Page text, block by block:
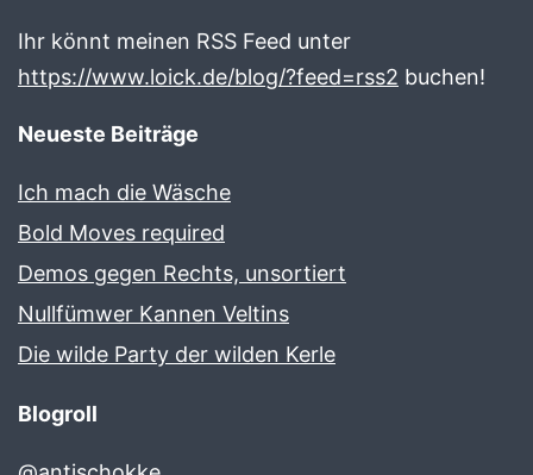
Ihr könnt meinen RSS Feed unter
https://www.loick.de/blog/?feed=rss2 buchen!
Neueste Beiträge
Ich mach die Wäsche
Bold Moves required
Demos gegen Rechts, unsortiert
Nullfümwer Kannen Veltins
Die wilde Party der wilden Kerle
Blogroll